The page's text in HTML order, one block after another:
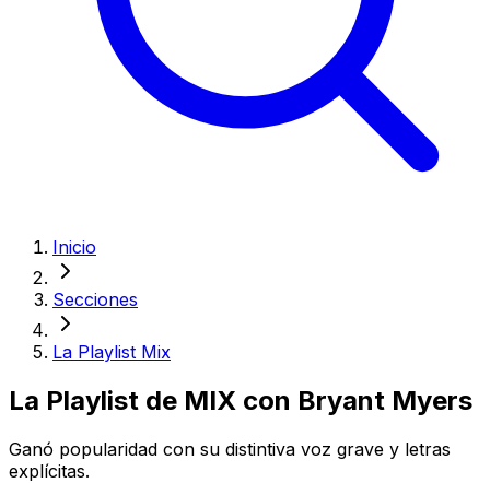
Inicio
Secciones
La Playlist Mix
La Playlist de MIX con Bryant Myers
Ganó popularidad con su distintiva voz grave y letras
explícitas.